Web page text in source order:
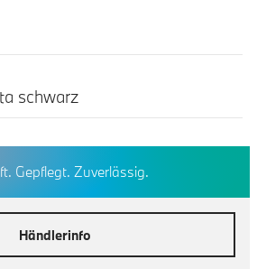
schwarz
Gepflegt. Zuverlässig.
Händlerinfo